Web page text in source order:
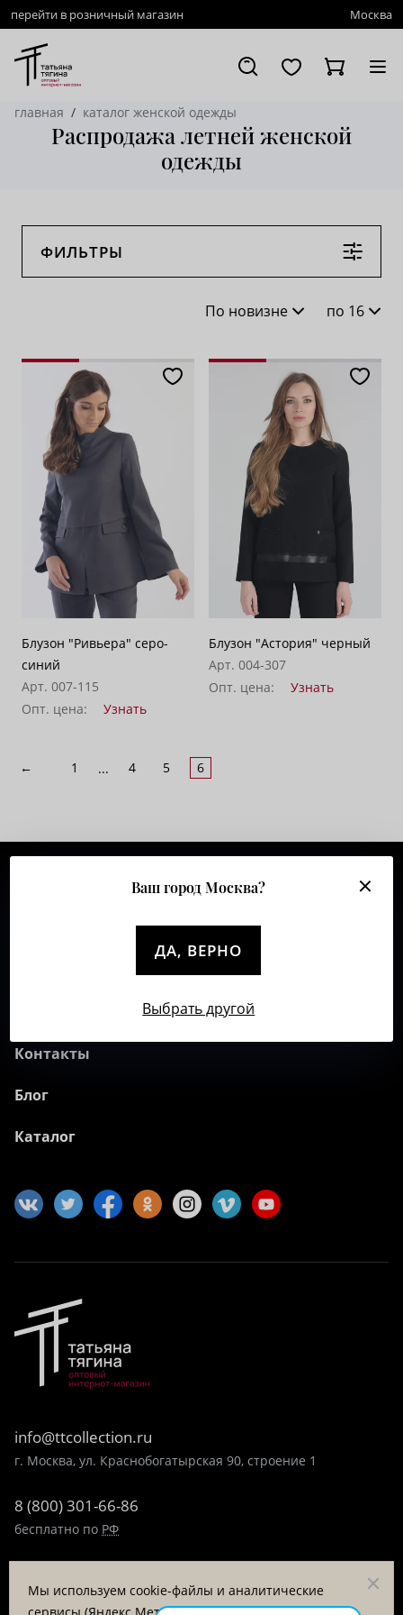
перейти в розничный магазин Москва
главная каталог женской одежды
Распродажа летней женской
одежды
ФИЛЬТРЫ
По новизне
По популярности
По возрастанию цены
По убыванию цены
по 16
28
100
Блузон "Ривьера" серо-
синий
Арт. 007-115
Опт. цена:
Узнать
Блузон "Астория" черный
Арт. 004-307
Опт. цена:
Узнать
← 1 ... 4 5 6
Контакты
Блог
Каталог
info@ttcollection.ru
г. Москва, ул. Краснобогатырская 90, строение 1
8 (800) 301-66-86
бесплатно по РФ
пн-пт 9:00-17:00
Мы используем cookie-файлы и аналитические
Ваш город Москва?
ДА, ВЕРНО
Выбрать другой